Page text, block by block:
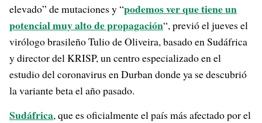
elevado” de mutaciones y “podemos ver que tiene un
potencial muy alto de propagación“, previó el jueves el
virólogo brasileño Tulio de Oliveira, basado en Sudáfrica
y director del KRISP, un centro especializado en el
estudio del coronavirus en Durban donde ya se descubrió
la variante beta el año pasado.
Sudáfrica, que es oficialmente el país más afectado por el